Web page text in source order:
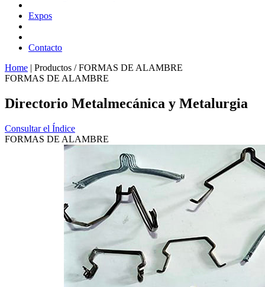
Expos
Contacto
Home | Productos / FORMAS DE ALAMBRE
FORMAS DE ALAMBRE
Directorio Metalmecánica y Metalurgia
Consultar el Índice
FORMAS DE ALAMBRE